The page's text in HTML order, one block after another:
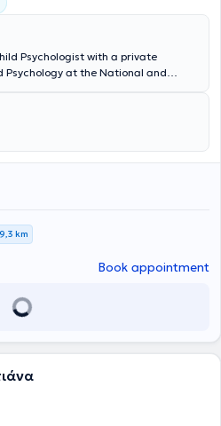
Psychologist with a private
Psychology at the National and
academic institution. She has also
She has worked as a Psychologist
at the Adolescent Health Unit
Children's Hospital, gaining
9,3 km
Book appointment